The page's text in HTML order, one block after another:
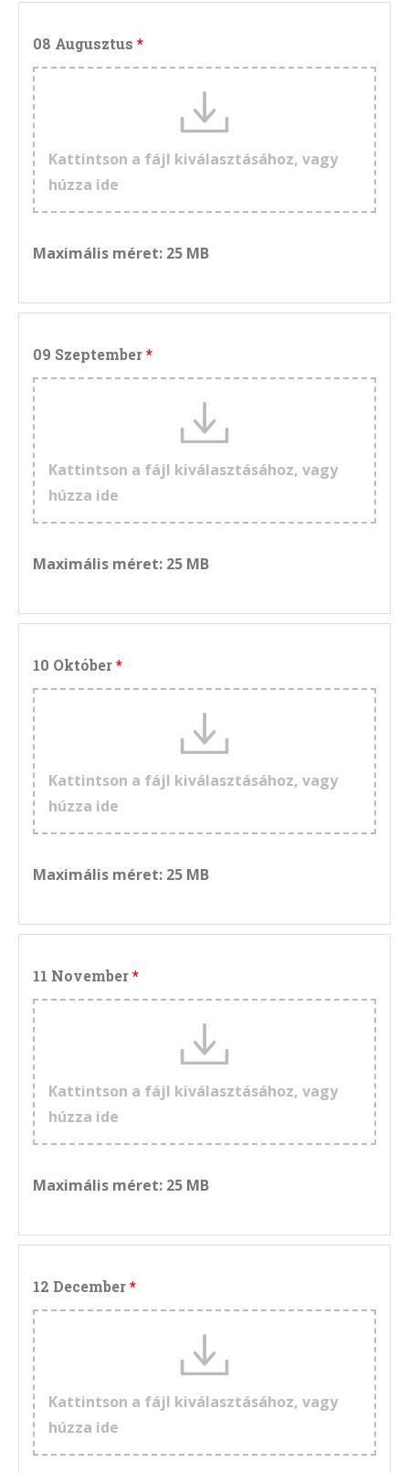
08 Augusztus
Kattintson a fájl kiválasztásához, vagy
húzza ide
Maximális méret: 25 MB
09 Szeptember
Kattintson a fájl kiválasztásához, vagy
húzza ide
Maximális méret: 25 MB
10 Október
Kattintson a fájl kiválasztásához, vagy
húzza ide
Maximális méret: 25 MB
11 November
Kattintson a fájl kiválasztásához, vagy
húzza ide
Maximális méret: 25 MB
12 December
Kattintson a fájl kiválasztásához, vagy
húzza ide